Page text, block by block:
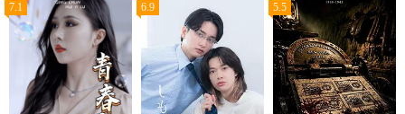
7.1 6.9 5.5